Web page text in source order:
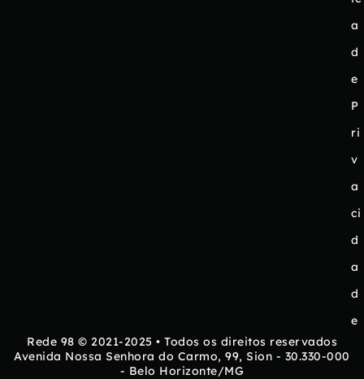
a
d
e
P
ri
v
a
ci
d
a
d
e
Rede 98 © 2021-2025 • Todos os direitos reservados
Avenida Nossa Senhora do Carmo, 99, Sion - 30.330-000
- Belo Horizonte/MG